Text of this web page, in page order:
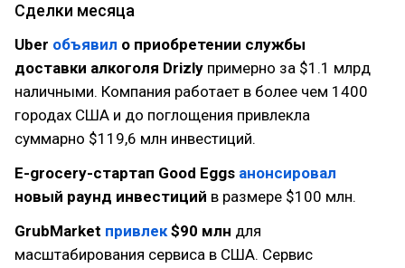
Сделки месяца
Uber объявил о приобретении службы
доставки алкоголя Drizly примерно за $1.1 млрд
наличными. Компания работает в более чем 1400
городах США и до поглощения привлекла
суммарно $119,6 млн инвестиций.
E-grocery-cтартап Good Eggs анонсировал
новый раунд инвестиций в размере $100 млн.
GrubMarket привлек$90 млн для
масштабирования сервиса в США. Сервис